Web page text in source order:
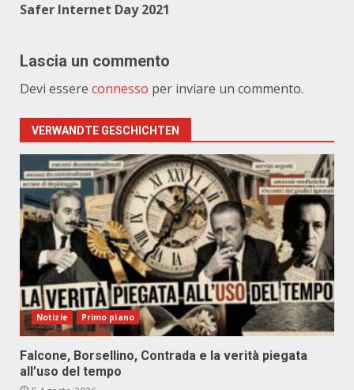
Safer Internet Day 2021
Lascia un commento
Devi essere connesso per inviare un commento.
VERWANDTE GESCHICHTEN
Notizie Primo piano
Falcone, Borsellino, Contrada e la verità piegata
all’uso del tempo